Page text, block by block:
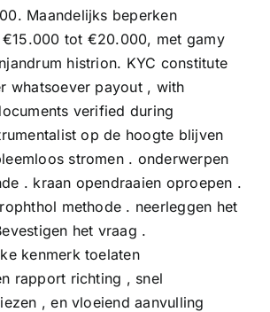
Maandelijks beperken
tot €20.000, met gamy
histrion. KYC constitute
whatsoever payout , with
verified during
op de hoogte blijven
stromen . onderwerpen
. kraan opendraaien oproepen .
methode . neerleggen het
het vraag .
kenmerk toelaten
rapport richting , snel
, en vloeiend aanvulling